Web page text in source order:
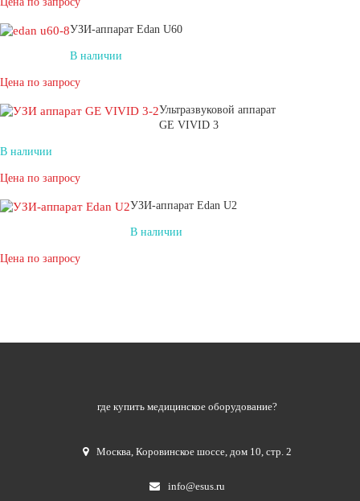
УЗИ-аппарат Edan U60
В наличии
Цена по запросу
Ультразвуковой аппарат
GE VIVID 3
В наличии
Цена по запросу
УЗИ-аппарат Edan U2
В наличии
Цена по запросу
где купить медицинское оборудование?
Москва,Коровинское шоссе, дом 10, стр. 2
info@esus.ru